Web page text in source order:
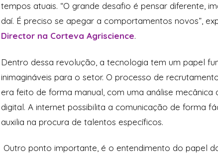
tempos atuais. “O grande desafio é pensar diferente,
daí. É preciso se apegar a comportamentos novos”,
Director na Corteva Agriscience.
Dentro dessa revolução, a tecnologia tem um papel
inimagináveis para o setor. O processo de
era feito de forma manual, com uma análise
digital. A internet possibilita a comunicação de forma
auxilia na procura de talentos específicos.
Outro ponto importante, é o entendimento do papel